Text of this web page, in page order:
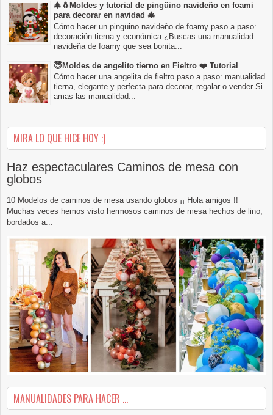
🎄🐧Moldes y tutorial de pingüino navideño en foami
para decorar en navidad 🎄
Cómo hacer un pingüino navideño de foamy paso a paso:
decoración tierna y económica ¿Buscas una manualidad
navideña de foamy que sea bonita...
😇Moldes de angelito tierno en Fieltro ❤️ Tutorial
Cómo hacer una angelita de fieltro paso a paso: manualidad
tierna, elegante y perfecta para decorar, regalar o vender Si
amas las manualidad...
MIRA LO QUE HICE HOY :)
Haz espectaculares Caminos de mesa con
globos
10 Modelos de caminos de mesa usando globos ¡¡ Hola amigos !!
Muchas veces hemos visto hermosos caminos de mesa hechos de lino,
bordados a...
MANUALIDADES PARA HACER ...